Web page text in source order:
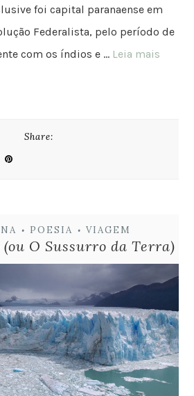
foi capital paranaense em
Federalista, pelo período de
com os índios e … Leia mais
Share:
• POESIA • VIAGEM
O Sussurro da Terra)